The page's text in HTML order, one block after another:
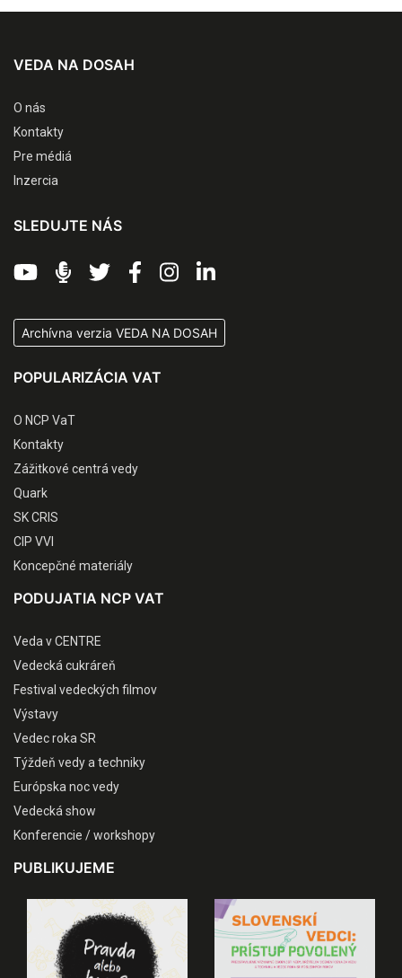
VEDA NA DOSAH
O nás
Kontakty
Pre médiá
Inzercia
SLEDUJTE NÁS
Archívna verzia VEDA NA DOSAH
POPULARIZÁCIA VAT
O NCP VaT
Kontakty
Zážitkové centrá vedy
Quark
SK CRIS
CIP VVI
Koncepčné materiály
PODUJATIA NCP VAT
Veda v CENTRE
Vedecká cukráreň
Festival vedeckých filmov
Výstavy
Vedec roka SR
Týždeň vedy a techniky
Európska noc vedy
Vedecká show
Konferencie / workshopy
PUBLIKUJEME